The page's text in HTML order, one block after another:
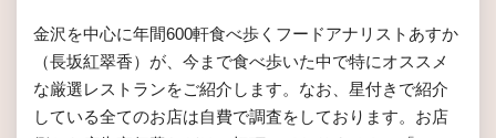
金沢を中心に年間600軒食べ歩くフードアナリストあすか
（長坂紅翠香）が、今まで食べ歩いた中で特にオススメ
な厳選レストランをご紹介します。なお、星付きで紹介
している全てのお店は自費で調査をしております。お店